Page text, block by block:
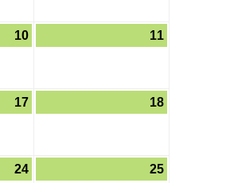
10 11
17 18
24 25